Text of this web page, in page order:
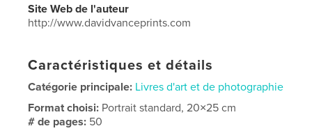
Site Web de l'auteur
http://www.davidvanceprints.com
Caractéristiques et détails
Catégorie principale: Livres d'art et de photographie
Format choisi: Portrait standard, 20×25 cm
# de pages: 50